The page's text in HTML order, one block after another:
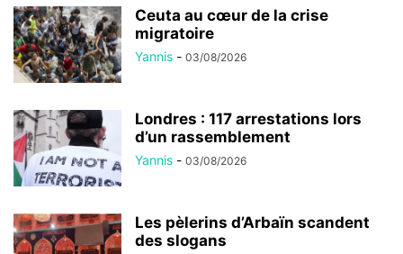
Ceuta au cœur de la crise
migratoire
Yannis - 03/08/2026
Londres : 117 arrestations lors
d’un rassemblement
Yannis - 03/08/2026
Les pèlerins d’Arbaïn scandent
des slogans